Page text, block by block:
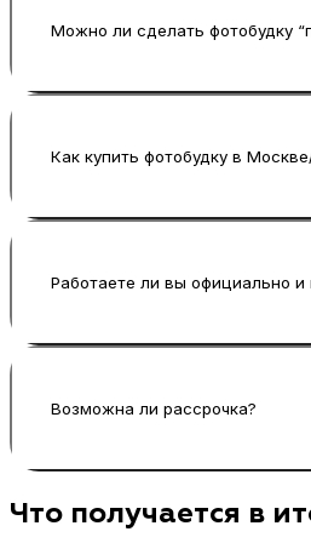
разные площадки.
Можно ли сделать фотобудку
выглядело единым
Как купить фотобудку в
Новосибирск,
Работаете ли вы официально и
Возможна ли рассрочка?
Да, при необходимости
Что получается в